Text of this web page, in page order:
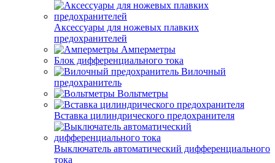
Аксессуары для ножевых плавких
предохранителей
Амперметры
Блок дифференциального тока
Вилочный
предохранитель
Вольтметры
Вставка цилиндрического предохранителя
Выключатель автоматический дифференциального
тока